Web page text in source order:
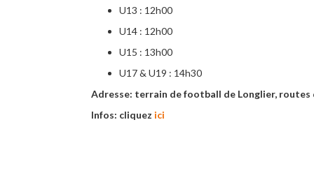
U13 : 12h00
U14 : 12h00
U15 : 13h00
U17 & U19 : 14h30
Adresse: terrain de football de Longlier, routes
Infos: cliquez ici